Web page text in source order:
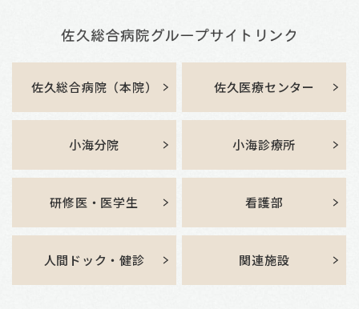
佐久総合病院（本院） 佐久医療センター
小海分院 小海診療所
研修医・医学生 看護部
人間ドック・健診 関連施設